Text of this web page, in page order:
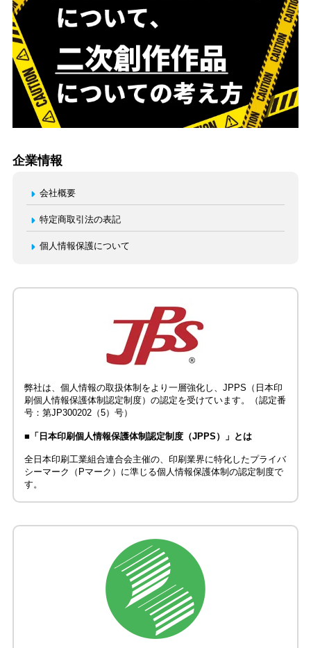
企業情報
会社概要
特定商取引法の表記
個人情報保護について
弊社は、個人情報の取扱体制をより一層強化し、JPPS（日本印
刷個人情報保護体制認定制度）の認定を受けています。（認定番
号：第JP300202（5）号）
■「日本印刷個人情報保護体制認定制度（JPPS）」とは
全日本印刷工業組合連合会主催の、印刷業界に特化したプライバ
シーマーク（Pマーク）に準じる個人情報保護体制の認定制度で
す。